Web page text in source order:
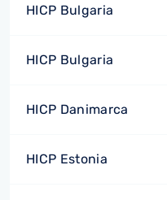
HICP Bulgaria
HICP Bulgaria
HICP Danimarca
HICP Estonia